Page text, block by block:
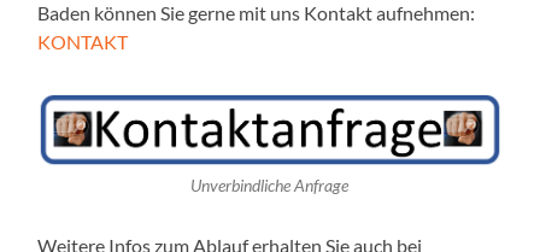
Baden können Sie gerne mit uns Kontakt aufnehmen:
KONTAKT
Unverbindliche Anfrage
Weitere Infos zum Ablauf erhalten Sie auch bei